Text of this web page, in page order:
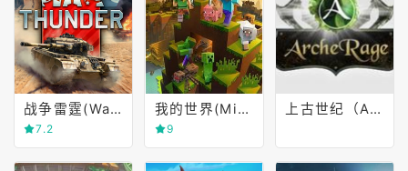
战争雷霆(War Thunder)
7.2
我的世界(Minecraft)
9
上古世纪（Arche Age0